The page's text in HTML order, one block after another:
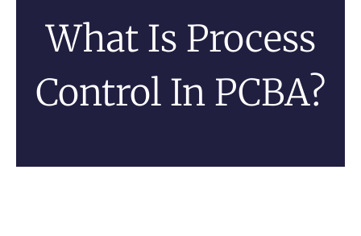
What Is Process
Control In PCBA?